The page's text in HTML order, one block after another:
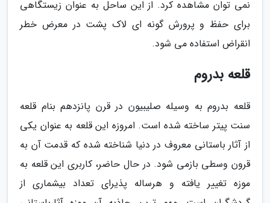
نمی توان مشاهده کرد. از این ساحل به عنوان زیستگاهی
برای حفظ و پرورش گونه ای لاک پشت در معرض خطر
انقراض استفاده می شود.
قلعه بدروم
قلعه بدروم به وسیله صلیبیون در قرن پانزدهم بنام قلعه
سنت پیتر ساخته شده است. امروزه این قلعه به عنوان یکی
از آثار باستانی معروف در دنیا شناخته شده که قدمت آن به
قرون وسطی بازمی شود. در حال حاضر، کاربری این قلعه به
موزه تغییر یافته و هرساله پذیرای تعداد بیشماری از